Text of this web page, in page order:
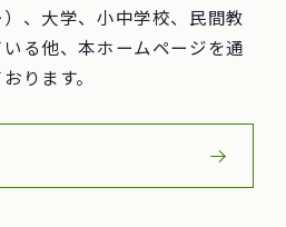
、大学、小中学校、民間教
る他、本ホームページを通
ります。